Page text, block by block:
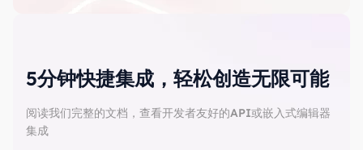
5分钟快捷集成，轻松创造无限可能
阅读我们完整的文档，查看开发者友好的API或嵌入式编辑器
集成